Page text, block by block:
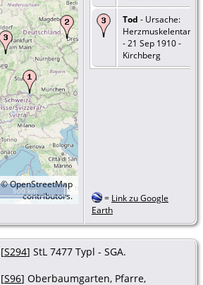
©OpenStreetMap
contributors.
500 km
Tod - Ursache:
- 21 Sep 1910 -
Kirchberg
= Link zu Google
Earth
[S294] StL 7477 Typl - SGA.
[S96] Oberbaumgarten, Pfarre,